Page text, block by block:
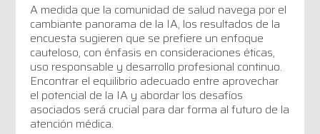
A medida que la comunidad de salud navega por el
cambiante panorama de la IA, los resultados de la
encuesta sugieren que se prefiere un enfoque
cauteloso, con énfasis en consideraciones éticas,
uso responsable y desarrollo profesional continuo.
Encontrar el equilibrio adecuado entre aprovechar
el potencial de la IA y abordar los desafíos
asociados será crucial para dar forma al futuro de la
atención médica.